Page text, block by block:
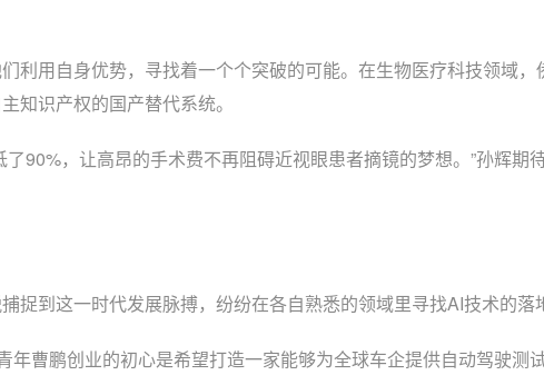
用自身优势，寻找着一个个突破的可能。在生物医疗科技领域，
知识产权的国产替代系统。
，让高昂的手术费不再阻碍近视眼患者摘镜的梦想。”孙辉期
到这一时代发展脉搏，纷纷在各自熟悉的领域里寻找AI技术的落
曹鹏创业的初心是希望打造一家能够为全球车企提供自动驾驶测